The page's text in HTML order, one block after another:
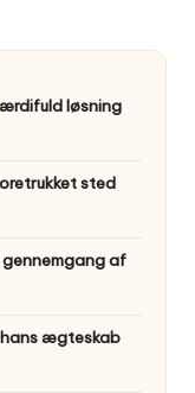
løsning
sted
af
hans ægteskab